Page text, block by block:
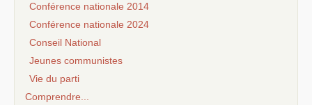
Conférence nationale 2014
Conférence nationale 2024
Conseil National
Jeunes communistes
Vie du parti
Comprendre...